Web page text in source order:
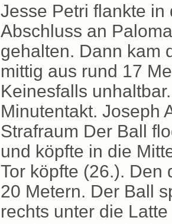
Jesse Petri flankte in
Abschluss an
gehalten. Dann kam
mittig aus rund 17
Keinesfalls
Minutentakt. Joseph
Strafraum Der Ball
und köpfte in die
Tor köpfte (26.). Den
20 Metern. Der Ball
rechts unter die